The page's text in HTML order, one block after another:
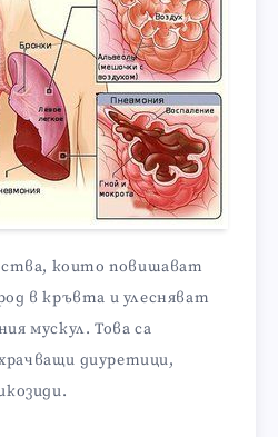
които повишават
в кръвта и улесняват
мускул. Това са
диуретици,